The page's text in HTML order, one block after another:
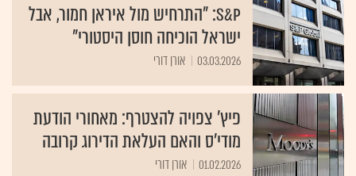
S&P: "התרחיש מול איראן חמור, אבל
ישראל הוכיחה חוסן היסטורי"
03.03.2026 אורן דורי
פיץ' צפויה להצטרף: מאחורי הודעת
מודי'ס והאם העלאת הדירוג קרובה
01.02.2026 אורן דורי